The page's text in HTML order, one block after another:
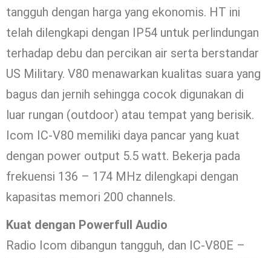
tangguh dengan harga yang ekonomis. HT ini
telah dilengkapi dengan IP54 untuk perlindungan
terhadap debu dan percikan air serta berstandar
US Military. V80 menawarkan kualitas suara yang
bagus dan jernih sehingga cocok digunakan di
luar rungan (outdoor) atau tempat yang berisik.
Icom IC-V80 memiliki daya pancar yang kuat
dengan power output 5.5 watt. Bekerja pada
frekuensi 136 – 174 MHz dilengkapi dengan
kapasitas memori 200 channels.
Kuat dengan Powerfull Audio
Radio Icom dibangun tangguh, dan IC-V80E –